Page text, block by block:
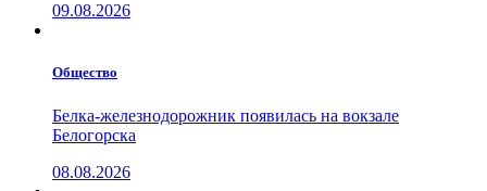
09.08.2026
Общество
Белка-железнодорожник появилась на вокзале
Белогорска
08.08.2026